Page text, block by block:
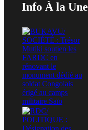
Info À la Une